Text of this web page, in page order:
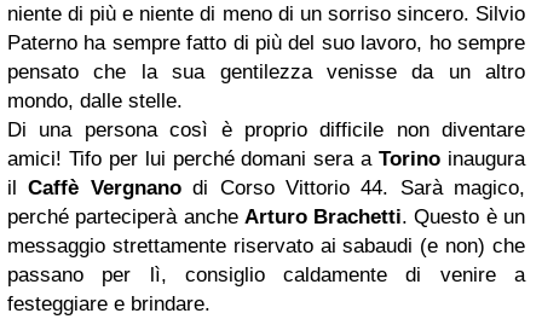
niente di più e niente di meno di un sorriso sincero. Silvio
Paterno ha sempre fatto di più del suo lavoro, ho sempre
pensato che la sua gentilezza venisse da un altro
mondo, dalle stelle.
Di una persona così è proprio difficile non diventare
amici! Tifo per lui perché domani sera aTorino inaugura
ilCaffè Vergnanodi Corso Vittorio 44. Sarà magico,
perché parteciperà anche Arturo Brachetti. Questo è un
messaggio strettamente riservato ai sabaudi (e non) che
passano per lì, consiglio caldamente di venire a
festeggiare e brindare.